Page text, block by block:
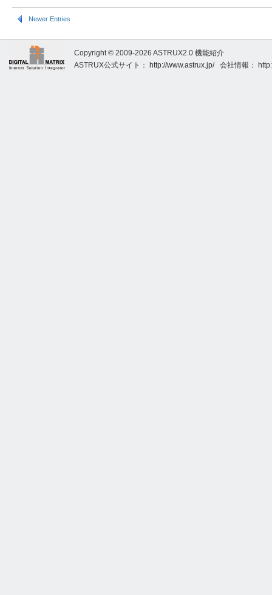
Newer Entries
Copyright © 2009-2026 ASTRUX2.0 機能紹介
ASTRUX公式サイト：
http://www.astrux.jp/会社情報：